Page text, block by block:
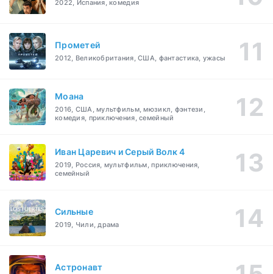
2022, Испания, комедия
Прометей
2012, Великобритания, США, фантастика, ужасы
Моана
2016, США, мультфильм, мюзикл, фэнтези,
комедия, приключения, семейный
Иван Царевич и Серый Волк 4
2019, Россия, мультфильм, приключения,
семейный
Сильные
2019, Чили, драма
Астронавт